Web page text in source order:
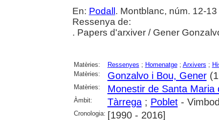
En: Podall . Montblanc, núm. 12-
Ressenya de:
. Papers d'arxiver / Gener
Matèries: Ressenyes ; Homenatge; Arxivers ;
Matèries:
Gonzalvo i Bou, Gener
Matèries: Monestir de Santa Maria
Àmbit: Tàrrega; Poblet-
Cronologia: [1990 - 2016]